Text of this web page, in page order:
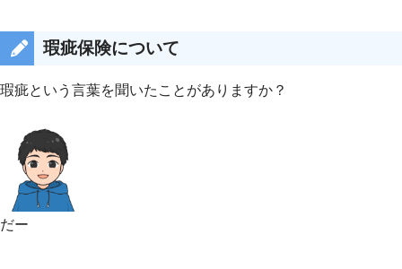
瑕疵保険について
瑕疵という言葉を聞いたことがありますか？
だー